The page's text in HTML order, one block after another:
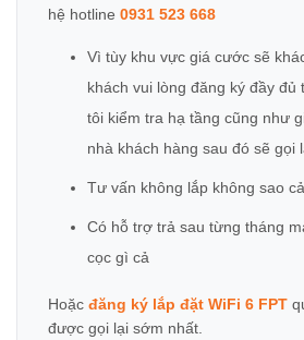
hệ hotline 0931 523 668
Vì tùy khu vực giá cước sẽ
khách vui lòng đăng ký đầy đủ
tôi kiểm tra hạ tầng cũng như
nhà khách hàng sau đó sẽ gọi
Tư vấn không lắp không sao cả
Có hỗ trợ trả sau từng tháng
cọc gì cả
Hoặc đăng ký lắp đặt WiFi 6 FPT
được gọi lại sớm nhất.